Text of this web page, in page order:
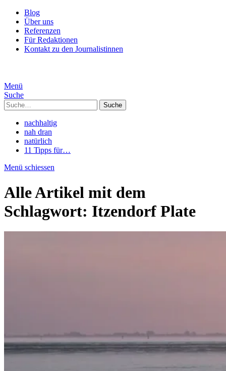
Blog
Über uns
Referenzen
Für Redaktionen
Kontakt zu den Journalistinnen
Menü
Suche
Suche
nachhaltig
nah dran
natürlich
11 Tipps für…
Menü schiessen
Alle Artikel mit dem
Schlagwort: Itzendorf Plate